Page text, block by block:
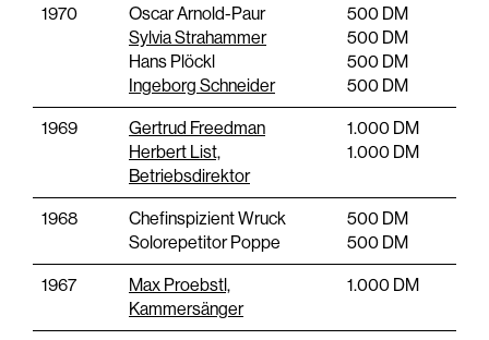
1970
Oscar Arnold-Paur
Sylvia Strahammer
Hans Plöckl
Ingeborg Schneider
500 DM
500 DM
500 DM
500 DM
1969
Gertrud Freedman
Herbert List,
Betriebsdirektor
1.000 DM
1.000 DM
1968
Chefinspizient Wruck
Solorepetitor Poppe
500 DM
500 DM
1967
Max Proebstl,
Kammersänger
1.000 DM